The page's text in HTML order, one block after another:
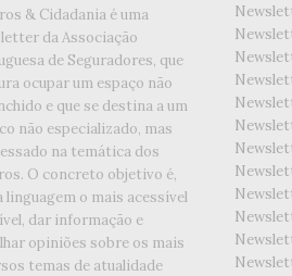
& Cidadania é uma
da Associação
de Seguradores, que
ocupar um espaço não
e que se destina a um
não especializado, mas
na temática dos
O concreto objetivo é,
linguagem o mais acessível
dar informação e
opiniões sobre os mais
temas de atualidade